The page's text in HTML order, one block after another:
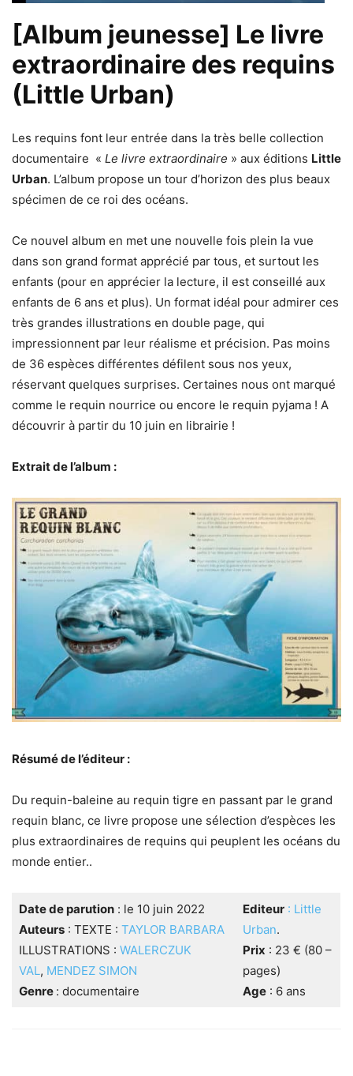
[Album jeunesse] Le livre
extraordinaire des requins
(Little Urban)
Les requins font leur entrée dans la très belle collection
documentaire « Le livre extraordinaire » aux éditions Little
Urban. L’album propose un tour d’horizon des plus beaux
spécimen de ce roi des océans.
Ce nouvel album en met une nouvelle fois plein la vue
dans son grand format apprécié par tous, et surtout les
enfants (pour en apprécier la lecture, il est conseillé aux
enfants de 6 ans et plus). Un format idéal pour admirer ces
très grandes illustrations en double page, qui
impressionnent par leur réalisme et précision. Pas moins
de 36 espèces différentes défilent sous nos yeux,
réservant quelques surprises. Certaines nous ont marqué
comme le requin nourrice ou encore le requin pyjama ! A
découvrir à partir du 10 juin en librairie !
Extrait de l’album :
Résumé de l’éditeur :
Du requin-baleine au requin tigre en passant par le grand
requin blanc, ce livre propose une sélection d’espèces les
plus extraordinaires de requins qui peuplent les océans du
monde entier..
Date de parution: le 10 juin 2022
Auteurs: TEXTE : TAYLOR BARBARA
ILLUSTRATIONS : WALERCZUK
VAL, MENDEZ SIMON
Genre : documentaire
Editeur : Little
Urban.
Prix : 23 € (80 –
pages)
Age: 6 ans